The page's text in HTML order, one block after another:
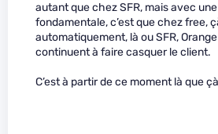
autant que chez SFR, mais avec
fondamentale, c’est que chez free,
automatiquement, là ou SFR,
continuent à faire casquer le client.
C’est à partir de ce moment là que